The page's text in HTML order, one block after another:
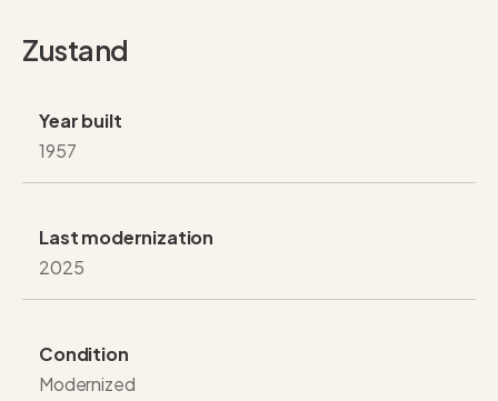
Zustand
Year built
1957
Last modernization
2025
Condition
Modernized